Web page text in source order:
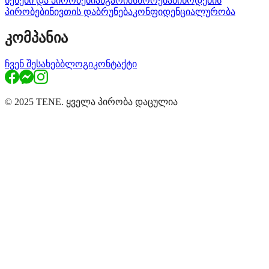
პირობებინივთის დაბრუნებაკონფიდენციალურობა
კომპანია
ჩვენ შესახებბლოგიკონტაქტი
© 2025 TENE. ყველა პირობა დაცულია